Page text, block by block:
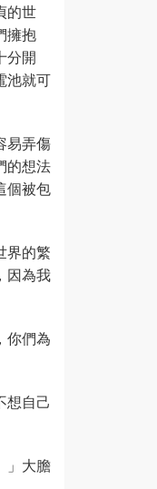
的世
擁抱
分開
池就可
易弄傷
的想法
個被包
界的繁
因為我
你們為
想自己
」大膽